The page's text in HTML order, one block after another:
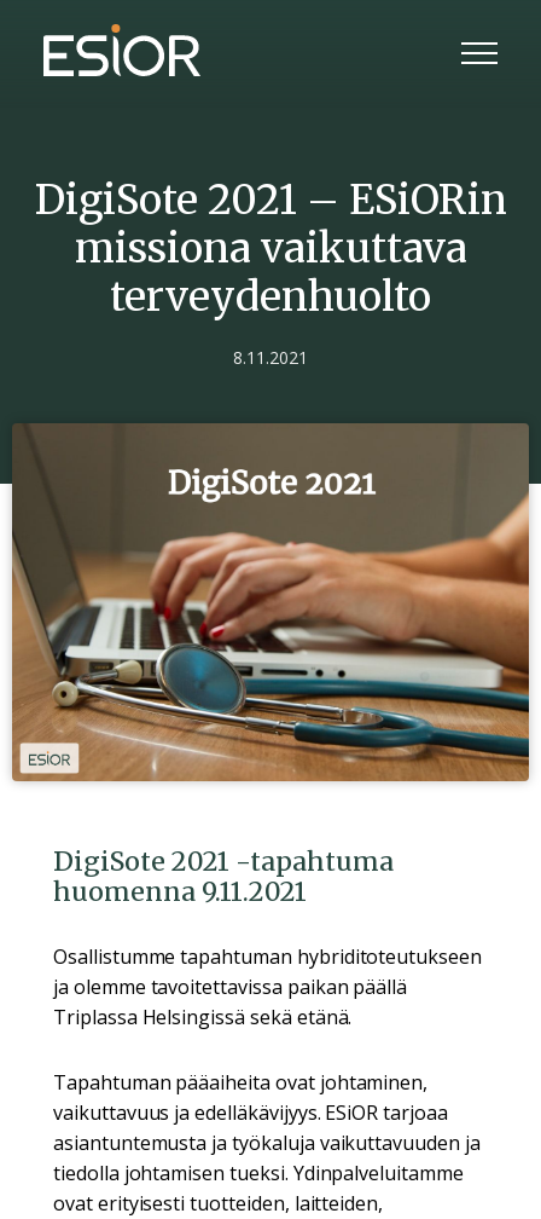
DigiSote 2021 – ESiORin
missiona vaikuttava
terveydenhuolto
8.11.2021
DigiSote 2021 -tapahtuma
huomenna 9.11.2021
Osallistumme tapahtuman hybriditoteutukseen
ja olemme tavoitettavissa paikan päällä
Triplassa Helsingissä sekä etänä.
Tapahtuman pääaiheita ovat johtaminen,
vaikuttavuus ja edelläkävijyys. ESiOR tarjoaa
asiantuntemusta ja työkaluja vaikuttavuuden ja
tiedolla johtamisen tueksi. Ydinpalveluitamme
ovat erityisesti tuotteiden, laitteiden,